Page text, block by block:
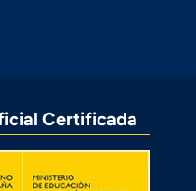
Certificada